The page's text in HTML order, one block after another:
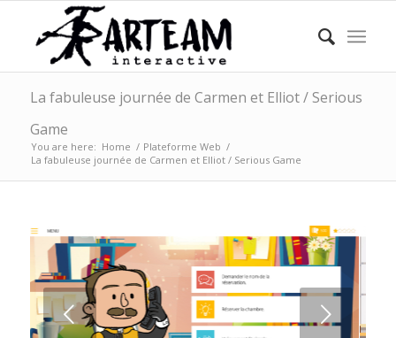
La fabuleuse journée de Carmen et Elliot / Serious
Game
You are here: Home / Plateforme Web /
La fabuleuse journée de Carmen et Elliot / Serious Game
Next